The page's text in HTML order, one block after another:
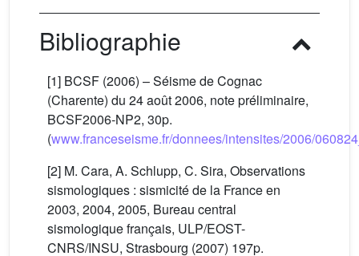
Bibliographie
[1] BCSF (2006) – Séisme de Cognac
(Charente) du 24 août 2006, note préliminaire,
BCSF2006-NP2, 30p.
(www.franceseisme.fr/donnees/intensites/2006/
[2] M. Cara, A. Schlupp, C. Sira, Observations
sismologiques : sismicité de la France en
2003, 2004, 2005, Bureau central
sismologique français, ULP/EOST-
CNRS/INSU, Strasbourg (2007) 197p.